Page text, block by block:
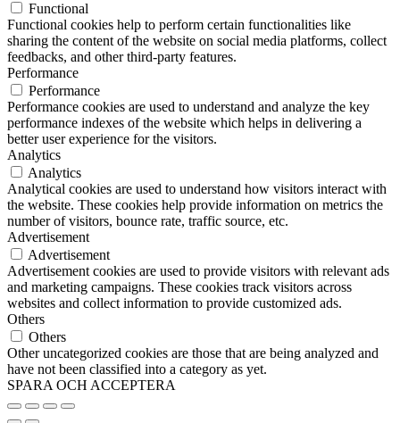
Functional
Functional cookies help to perform certain functionalities like
sharing the content of the website on social media platforms, collect
feedbacks, and other third-party features.
Performance
Performance
Performance cookies are used to understand and analyze the key
performance indexes of the website which helps in delivering a
better user experience for the visitors.
Analytics
Analytics
Analytical cookies are used to understand how visitors interact with
the website. These cookies help provide information on metrics the
number of visitors, bounce rate, traffic source, etc.
Advertisement
Advertisement
Advertisement cookies are used to provide visitors with relevant ads
and marketing campaigns. These cookies track visitors across
websites and collect information to provide customized ads.
Others
Others
Other uncategorized cookies are those that are being analyzed and
have not been classified into a category as yet.
SPARA OCH ACCEPTERA